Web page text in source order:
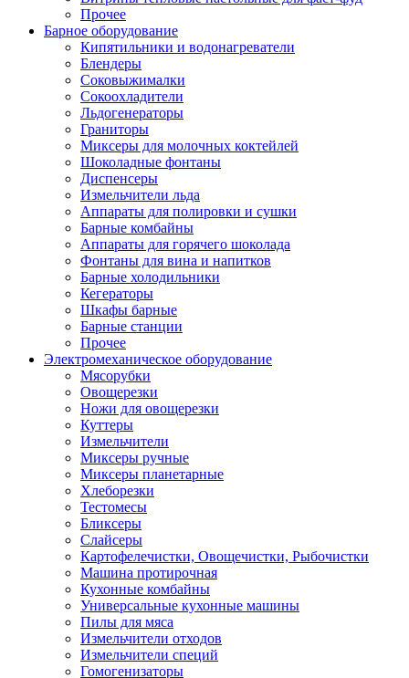
Прочее
Барное оборудование
Кипятильники и водонагреватели
Блендеры
Соковыжималки
Сокоохладители
Льдогенераторы
Граниторы
Миксеры для молочных коктейлей
Шоколадные фонтаны
Диспенсеры
Измельчители льда
Аппараты для полировки и сушки
Барные комбайны
Аппараты для горячего шоколада
Фонтаны для вина и напитков
Барные холодильники
Кегераторы
Шкафы барные
Барные станции
Прочее
Электромеханическое оборудование
Мясорубки
Овощерезки
Ножи для овощерезки
Куттеры
Измельчители
Миксеры ручные
Миксеры планетарные
Хлеборезки
Тестомесы
Бликсеры
Слайсеры
Картофелечистки, Овощечистки, Рыбочистки
Машина протирочная
Кухонные комбайны
Универсальные кухонные машины
Пилы для мяса
Измельчители отходов
Измельчители специй
Гомогенизаторы